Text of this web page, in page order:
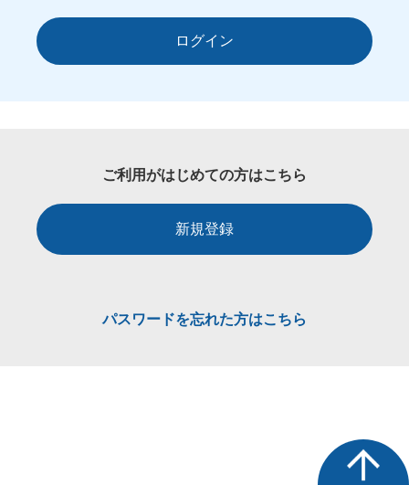
ログイン
ご利用がはじめての方はこちら
新規登録
パスワードを忘れた方はこちら